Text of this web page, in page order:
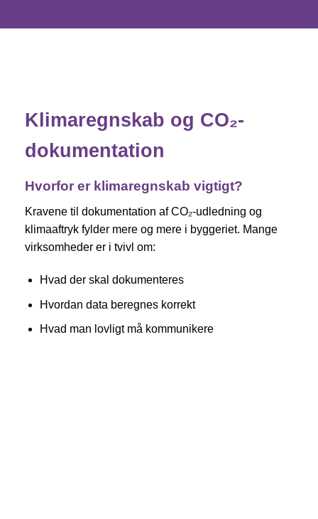
Klimaregnskab og CO₂-
dokumentation
Hvorfor er klimaregnskab vigtigt?
Kravene til dokumentation af CO₂-udledning og
klimaaftryk fylder mere og mere i byggeriet. Mange
virksomheder er i tvivl om:
Hvad der skal dokumenteres
Hvordan data beregnes korrekt
Hvad man lovligt må kommunikere